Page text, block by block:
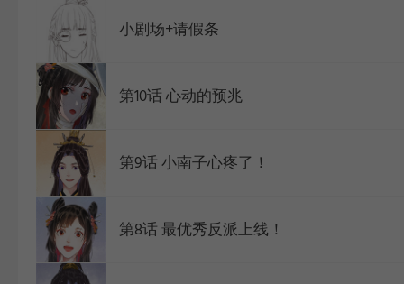
小剧场+请假条
第10话 心动的预兆
第9话 小南子心疼了！
第8话 最优秀反派上线！